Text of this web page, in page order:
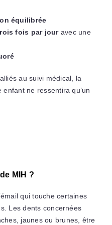
équilibrée
fois par jouravec une
au suivi médical, la
ne ressentira qu’un
MIH ?
qui touche certaines
Les dents concernées
jaunes ou brunes, être